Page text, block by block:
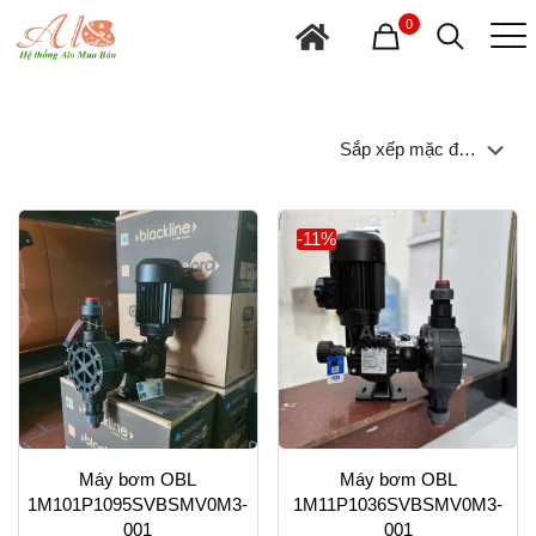
0
Máy bơm OBL
1M101P1095SVBSMV0M3-
001
-11%
Máy bơm OBL
1M11P1036SVBSMV0M3-
001